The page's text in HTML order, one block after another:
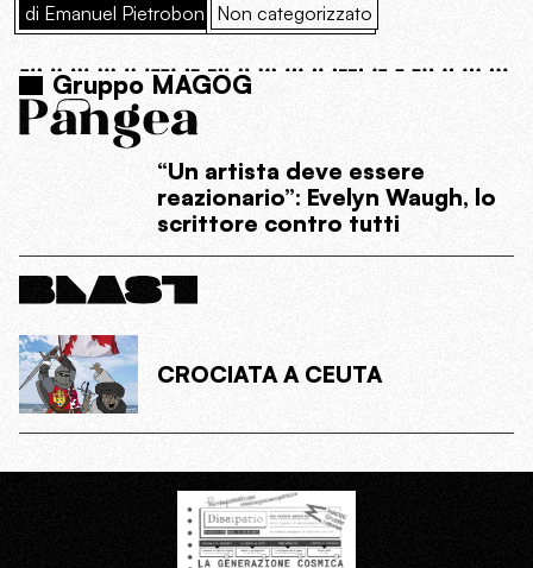
di Emanuel Pietrobon Non categorizzato
Gruppo MAGOG
“Un artista deve essere
reazionario”: Evelyn Waugh, lo
scrittore contro tutti
CROCIATA A CEUTA